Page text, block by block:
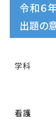
令和６
出題の
学科
看護